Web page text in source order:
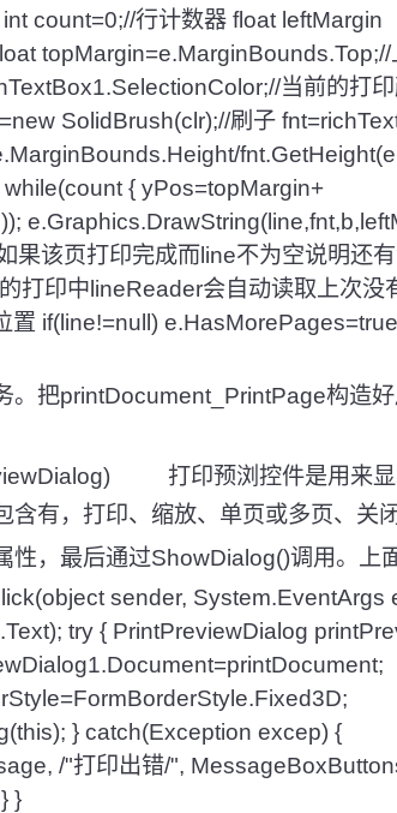
count=0;//行计数器 float leftMargin
topMargin=e.MarginBounds.Top;//
当前的打
SolidBrush(clr);//刷子
{ yPos=topMargin+
果该页打印完成而line不为空说明还
打印中lineReader会自动读取上次没
置 if(line!=null)
把printDocument_PrintPage构造好
打印预浏控件是用来显
有，打印、缩放、单页或多页、关闭
，最后通过ShowDialog()调用。上面
sender, System.EventArgs
try { PrintPreviewDialog
} catch(Exception excep) {
/"打印出错/",
}